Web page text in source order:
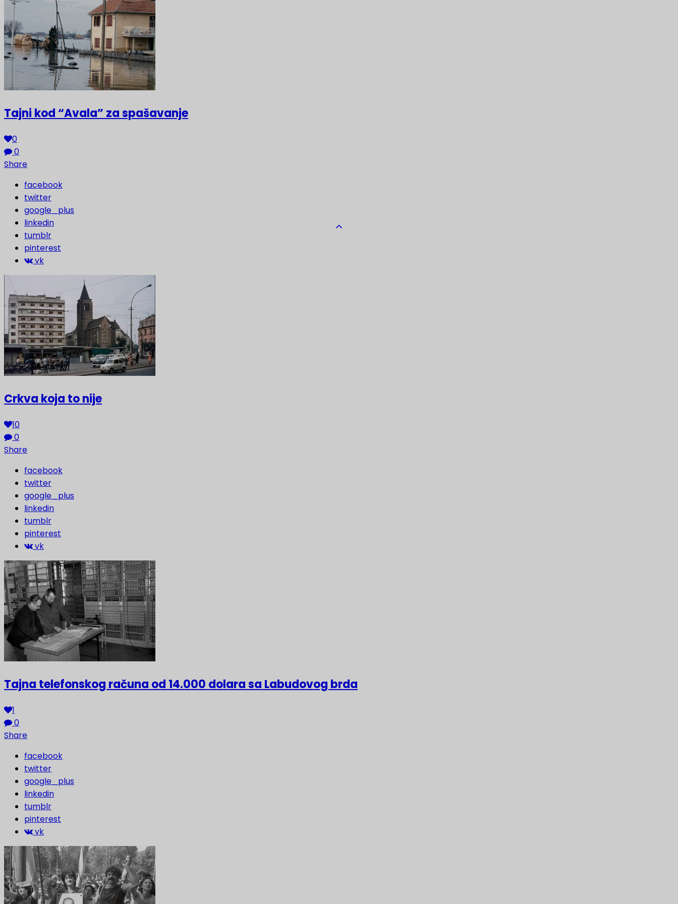
Tajni kod “Avala” za spašavanje
0
0
Share
facebook
twitter
google_plus
linkedin
tumblr
pinterest
vk
Crkva koja to nije
10
0
Share
facebook
twitter
google_plus
linkedin
tumblr
pinterest
vk
Tajna telefonskog računa od 14.000 dolara sa Labudovog brda
1
0
Share
facebook
twitter
google_plus
linkedin
tumblr
pinterest
vk